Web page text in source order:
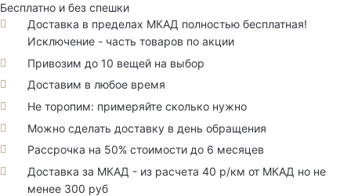
Бесплатно и без спешки
Доставка в пределах МКАД полностью бесплатная!
Исключение - часть товаров по акции
Привозим до 10 вещей на выбор
Доставим в любое время
Не торопим: примеряйте сколько нужно
Можно сделать доставку в день обращения
Рассрочка на 50% стоимости до 6 месяцев
Доставка за МКАД - из расчета 40 р/км от МКАД но не
менее 300 руб